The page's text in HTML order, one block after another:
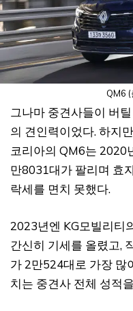
QM6
그나마 중견사들이 버
의 견인력이었다. 하지
코리아의 QM6는 2020
만8031대가 팔리며 효
락세를 면치 못했다.
2023년엔 KG모빌리티
간신히 기세를 올렸고,
가 2만524대로 가장 많
치는 중견사 전체 성적